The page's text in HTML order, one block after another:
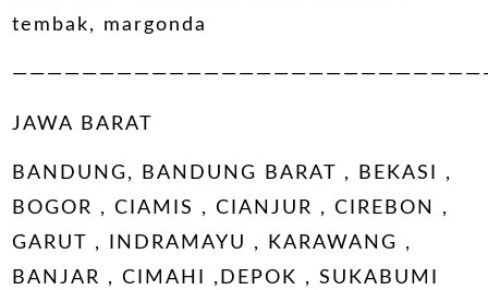
tembak, margonda
JAWA BARAT
BANDUNG, BANDUNG BARAT , BEKASI ,
BOGOR , CIAMIS , CIANJUR , CIREBON ,
GARUT , INDRAMAYU , KARAWANG ,
BANJAR , CIMAHI ,DEPOK , SUKABUMI